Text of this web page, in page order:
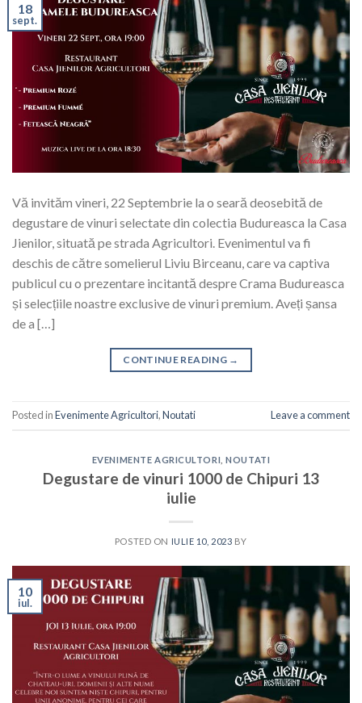
18
sept.
Vă invităm vineri, 22 Septembrie la o seară deosebită de
degustare de vinuri selectate din colectia Budureasca la Casa
Jienilor, situată pe strada Agricultori. Evenimentul va fi
deschis de către somelierul Liviu Birceanu, care va captiva
publicul cu o prezentare incitantă despre Crama Budureasca
și selecțiile noastre exclusive de vinuri premium. Aveți șansa
de a […]
CONTINUE READING →
Posted inEvenimente Agricultori,Noutati Leave a comment
EVENIMENTE AGRICULTORI ,NOUTATI
Degustare de vinuri 1000 de Chipuri 13
iulie
POSTED ON IULIE 10, 2023 BY
10
iul.